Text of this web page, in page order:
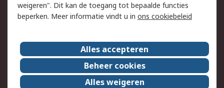
Algemene
verkoopvoorwaarden
Over RS
RS Group
Over ons
RS wereldwijd
Werken bij RS
weigeren". Dit kan de toegang tot bepaalde functies
beperken. Meer informatie vindt u in ons cookiebeleid
Alles accepteren
Beheer cookies
Alles weigeren